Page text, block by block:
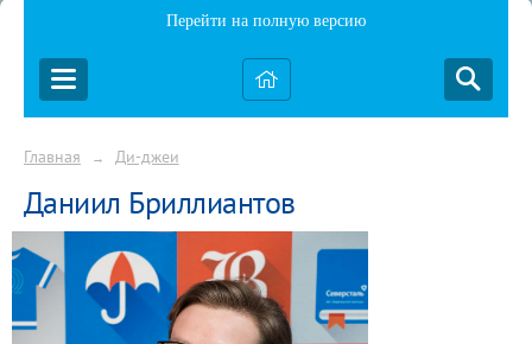
Перейти на полную версию
Главная → Ди-джеи
Даниил Бриллиантов